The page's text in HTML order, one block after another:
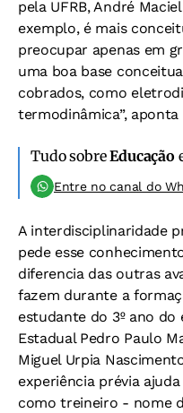
pela UFRB, André
exemplo, é mais
preocupar apenas em
uma boa base
cobrados, como
termodinâmica”,
Tudo sobreEducação
Entre no canal do
A interdisciplinaridade
pede esse
diferencia das outras
fazem durante a
estudante do 3º ano do
Estadual Pedro Paulo
Miguel Urpia
experiência prévia
como treineiro - nome